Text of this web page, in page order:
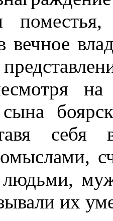
вечное
на
себя
их